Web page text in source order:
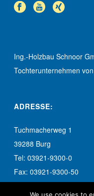
Ing.-Holzbau Schnoor
Tochterunternehmen
ADRESSE:
Tuchmacherweg 1
39288 Burg
Tel: 03921-9300-0
Fax: 03921-9300-50
info-burg@schnoor.de